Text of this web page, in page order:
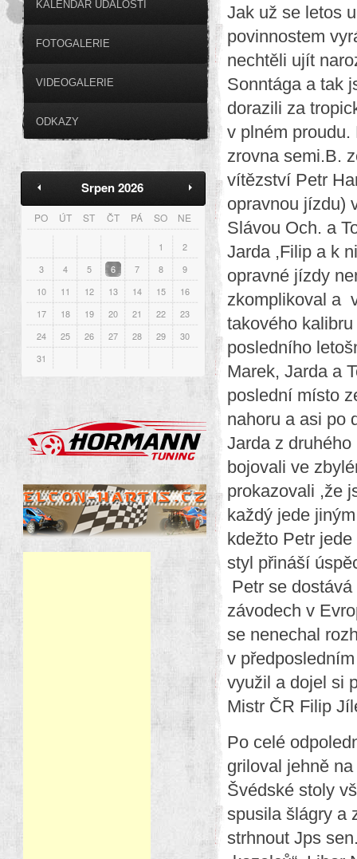
Jak už se letos
povinnostem
nechtěli ujít
Sonntága a tak
dorazili za
v plném
zrovna semi.B.
vítězství Petr
opravnou jízdu)
Slávou Och. a
Jarda ,Filip a k
opravné jízdy
zkomplikoval a
takového
posledního
Marek, Jarda a
poslední místo
nahoru a asi po
Jarda z
bojovali ve
prokazovali ,že
každý jede
kdežto Petr
styl přináší
Petr se
závodech v
se nenechal
v
využil a dojel si
Mistr ČR Filip
Po celé
griloval jehně
Švédské stoly
spusila šlágry a
strhnout Jps
KALENDÁŘ UDÁLOSTÍ
FOTOGALERIE
VIDEOGALERIE
ODKAZY
Srpen 2026
PO ÚT ST ČT PÁ SO NE
1
2
3
4 5 6 7 8
9
10
11 12 13 14 15
16
17
18 19 20 21 22
23
24
25 26 27 28 29
30
31